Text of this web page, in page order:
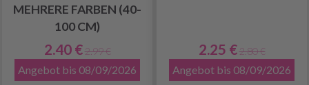
MEHRERE FARBEN (40-
100 CM)
2.40 € 2.99 €
Angebot bis 08/09/2026
2.25 € 2.80 €
Angebot bis 08/09/2026